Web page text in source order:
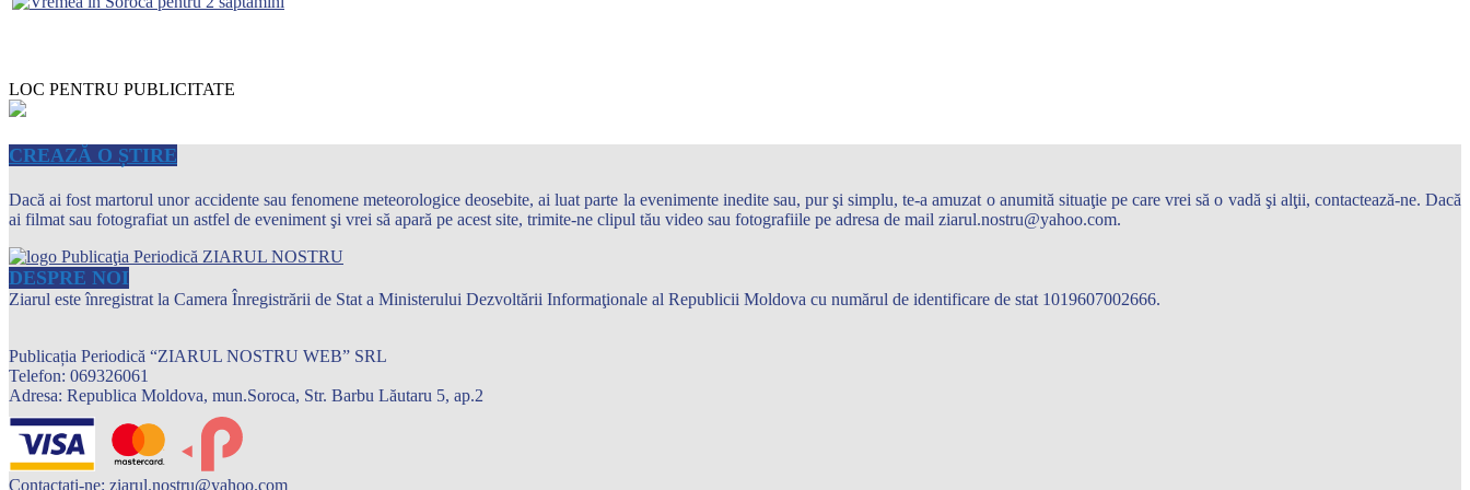
LOC PENTRU PUBLICITATE
CREAZĂ O ȘTIRE
Dacă ai fost martorul unor accidente sau fenomene meteorologice deosebite, ai luat parte la evenimente inedite sau, pur şi simplu, te-a amuzat o anumită situaţie pe care vrei să o vadă şi alţii, contactează-ne. Dacă
ai filmat sau fotografiat un astfel de eveniment şi vrei să apară pe acest site, trimite-ne clipul tău video sau fotografiile pe adresa de mail ziarul.nostru@yahoo.com.
DESPRE NOI
Ziarul este înregistrat la Camera Înregistrării de Stat a Ministerului Dezvoltării Informaţionale al Republicii Moldova cu numărul de identificare de stat 1019607002666.
Publicația Periodică “ZIARUL NOSTRU WEB” SRL
Telefon: 069326061
Adresa: Republica Moldova, mun.Soroca, Str. Barbu Lăutaru 5, ap.2
Contactați-ne: ziarul.nostru@yahoo.com